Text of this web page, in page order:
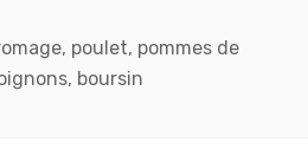
poulet, pommes de
boursin